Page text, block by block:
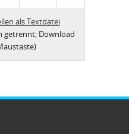
als Textdatei
getrennt; Download